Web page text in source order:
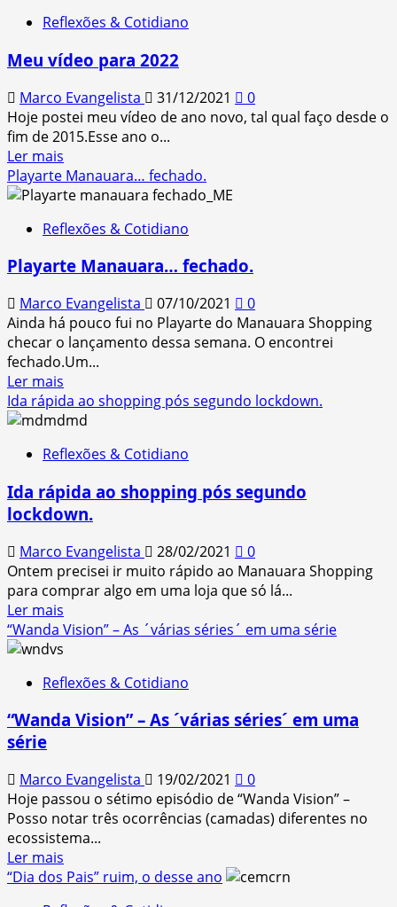
Sim,
tivemos
Play
Center!
Reflexões & Cotidiano
Meu vídeo para 2022
Marco Evangelista 31/12/2021
0
Hoje postei meu vídeo de ano novo, tal qual faço desde o
fim de 2015.Esse ano o...
Ler mais
more
about
vídeo
2022
Playarte Manauara… fechado.
Reflexões & Cotidiano
Playarte Manauara… fechado.
Marco Evangelista 07/10/2021
0
Ainda há pouco fui no Playarte do Manauara Shopping
checar o lançamento dessa semana. O encontrei
fechado.Um...
Ler mais
more
about
Manauara…
Ida rápida ao shopping pós segundo lockdown.
Reflexões & Cotidiano
Ida rápida ao shopping pós segundo
lockdown.
Marco Evangelista 28/02/2021
0
Ontem precisei ir muito rápido ao Manauara Shopping
para comprar algo em uma loja que só lá...
Ler mais
more
rápida
shopping
lockdown.
“Wanda Vision” – As ´várias séries´ em uma série
Reflexões & Cotidiano
“Wanda Vision” – As ´várias séries´ em uma
série
Marco Evangelista 19/02/2021
0
Hoje passou o sétimo episódio de “Wanda Vision” –
Posso notar três ocorrências (camadas) diferentes no
ecossistema...
Ler mais
more
“Dia dos Pais” ruim, o desse ano